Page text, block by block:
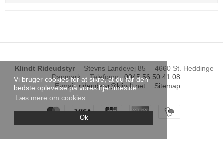
Vi bruger cookies for at sikre, at du får den
bedste oplevelse på vores hjemmeside.
Læs mere om cookies
Ok
Klindt Rideudstyr Stevns Landevej 85
4660 St. Heddinge
Danmark
Telefonnr.: 0045 56 50 41 08
E-mail: rideudstyr@klindt.net Sitemap